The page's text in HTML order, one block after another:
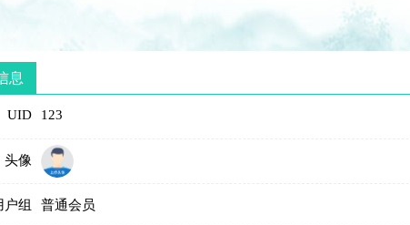
息
UID 123
头像
户组 普通会员